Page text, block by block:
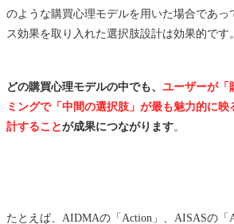
のような購買心理モデルを用いた場合であっ
ス効果を取り入れた選択肢設計は効果的です。
どの購買心理モデルの中でも、 ユーザーが「
ミングで「中間の選択肢」が最も魅力的に
計することが成果につながります。
たとえば、AIDMAの「Action」、AISASの「